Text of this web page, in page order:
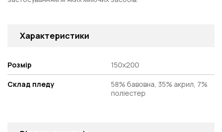
Характеристики
Розмір 150х200
Склад пледу
58% бавовна, 35% акрил, 7%
поліестер